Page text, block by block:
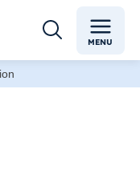
MENU